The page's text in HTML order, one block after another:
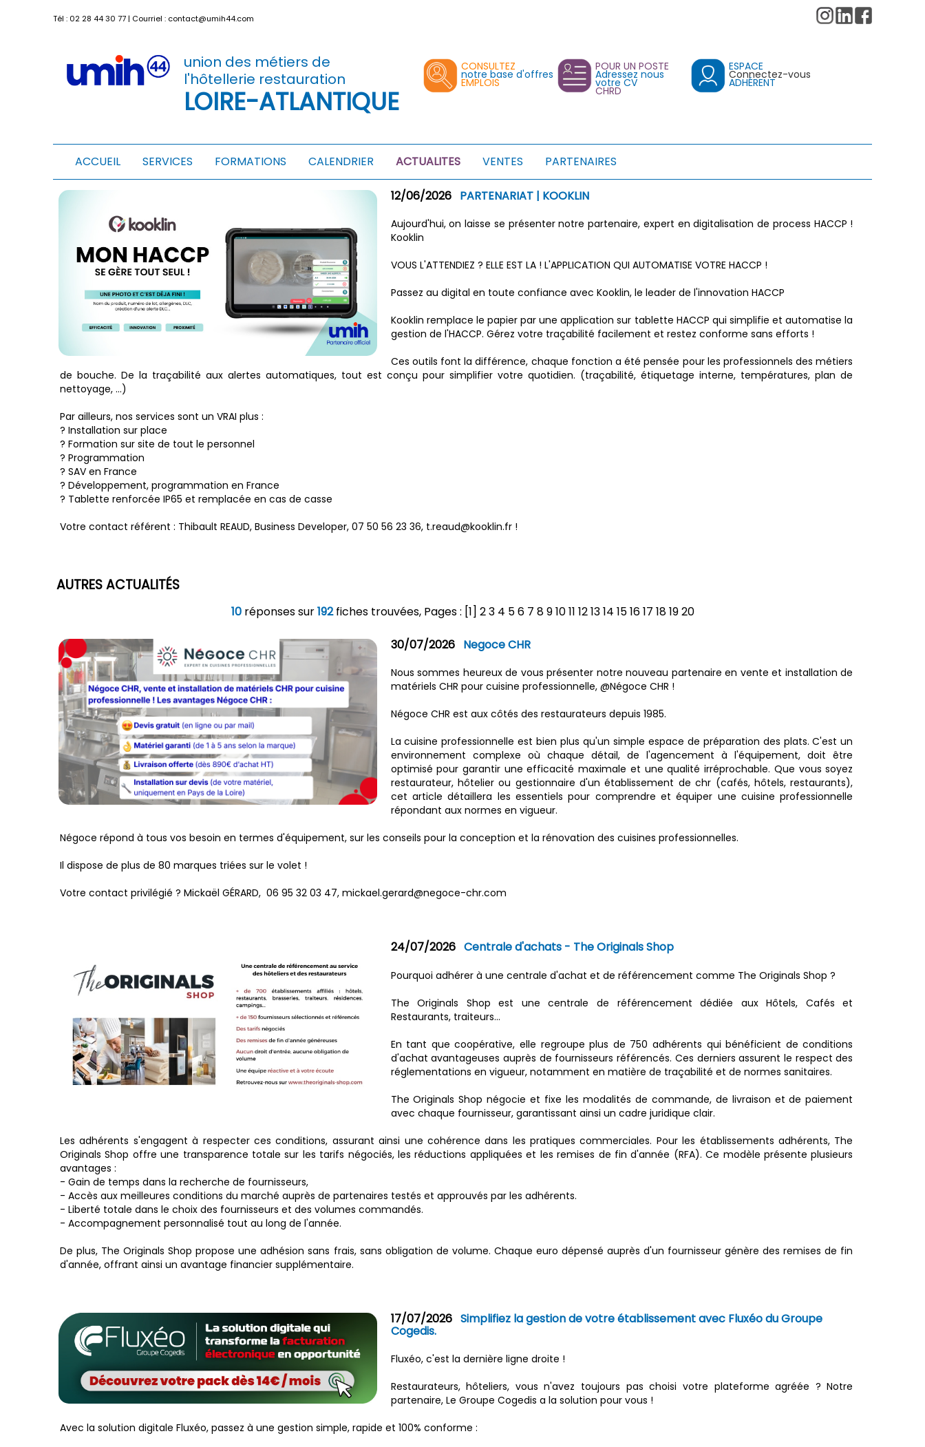
Tél : 02 28 44 30 77| Courriel : contact@umih44.com
union des métiers de
l'hôtellerie restauration
LOIRE-ATLANTIQUE
CONSULTEZ
notre base d'offres
EMPLOIS
POUR UN POSTE
Adressez nous
votre CV
CHRD
ESPACE
Connectez-vous
ADHÉRENT
ACCUEIL SERVICES FORMATIONS CALENDRIER ACTUALITES VENTES PARTENAIRES
12/06/2026 PARTENARIAT | KOOKLIN
Aujourd'hui, on laisse se présenter notre partenaire, expert en digitalisation de process HACCP !
Kooklin
VOUS L'ATTENDIEZ ? ELLE EST LA ! L'APPLICATION QUI AUTOMATISE VOTRE HACCP !
Passez au digital en toute confiance avec Kooklin, le leader de l'innovation HACCP
Kooklin remplace le papier par une application sur tablette HACCP qui simplifie et automatise la
gestion de l'HACCP. Gérez votre traçabilité facilement et restez conforme sans efforts !
Ces outils font la différence, chaque fonction a été pensée pour les professionnels des métiers
de bouche. De la traçabilité aux alertes automatiques, tout est conçu pour simplifier votre quotidien. (traçabilité, étiquetage interne, températures, plan de
nettoyage, …)
Par ailleurs, nos services sont un VRAI plus :
? Installation sur place
? Formation sur site de tout le personnel
? Programmation
? SAV en France
? Développement, programmation en France
? Tablette renforcée IP65 et remplacée en cas de casse
Votre contact référent : Thibault REAUD, Business Developer, 07 50 56 23 36, t.reaud@kooklin.fr !
AUTRES ACTUALITÉS
10réponses sur192fiches trouvées, Pages : [1] 23 4 56 7 891011 121314 151617 181920
30/07/2026 Negoce CHR
Nous sommes heureux de vous présenter notre nouveau partenaire en vente et installation de
matériels CHR pour cuisine professionnelle, @‌Négoce CHR !
Négoce CHR est aux côtés des restaurateurs depuis 1985.
La cuisine professionnelle est bien plus qu'un simple espace de préparation des plats. C'est un
environnement complexe où chaque détail, de l'agencement à l'équipement, doit être
optimisé pour garantir une efficacité maximale et une qualité irréprochable. Que vous soyez
restaurateur, hôtelier ou gestionnaire d'un établissement de chr (cafés, hôtels, restaurants),
cet article détaillera les essentiels pour comprendre et équiper une cuisine professionnelle
répondant aux normes en vigueur.
Négoce répond à tous vos besoin en termes d'équipement, sur les conseils pour la conception et la rénovation des cuisines professionnelles.
Il dispose de plus de 80 marques triées sur le volet !
Votre contact privilégié ? Mickaël GÉRARD, 06 95 32 03 47, mickael.gerard@negoce-chr.com
24/07/2026 Centrale d'achats - The Originals Shop
Pourquoi adhérer à une centrale d'achat et de référencement comme The Originals Shop ?
The Originals Shop est une centrale de référencement dédiée aux Hôtels, Cafés et
Restaurants, traiteurs…
En tant que coopérative, elle regroupe plus de 750 adhérents qui bénéficient de conditions
d'achat avantageuses auprès de fournisseurs référencés. Ces derniers assurent le respect des
réglementations en vigueur, notamment en matière de traçabilité et de normes sanitaires.
The Originals Shop négocie et fixe les modalités de commande, de livraison et de paiement
avec chaque fournisseur, garantissant ainsi un cadre juridique clair.
Les adhérents s'engagent à respecter ces conditions, assurant ainsi une cohérence dans les pratiques commerciales. Pour les établissements adhérents, The
Originals Shop offre une transparence totale sur les tarifs négociés, les réductions appliquées et les remises de fin d'année (RFA). Ce modèle présente plusieurs
avantages :
- Gain de temps dans la recherche de fournisseurs,
- Accès aux meilleures conditions du marché auprès de partenaires testés et approuvés par les adhérents.
- Liberté totale dans le choix des fournisseurs et des volumes commandés.
- Accompagnement personnalisé tout au long de l'année.
De plus, The Originals Shop propose une adhésion sans frais, sans obligation de volume. Chaque euro dépensé auprès d'un fournisseur génère des remises de fin
d'année, offrant ainsi un avantage financier supplémentaire.
17/07/2026 Simplifiez la gestion de votre établissement avec Fluxéo du Groupe
Cogedis.
Fluxéo, c'est la dernière ligne droite !
Restaurateurs, hôteliers, vous n'avez toujours pas choisi votre plateforme agréée ? Notre
partenaire, Le Groupe Cogedis a la solution pour vous !
Avec la solution digitale Fluxéo, passez à une gestion simple, rapide et 100% conforme :